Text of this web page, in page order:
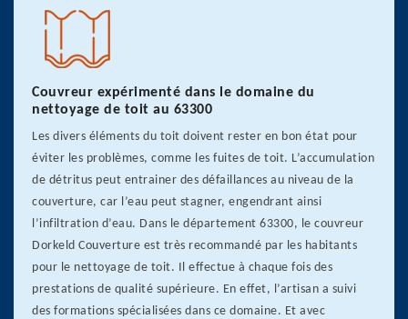
Couvreur expérimenté dans le domaine du
nettoyage de toit au 63300
Les divers éléments du toit doivent rester en bon état pour
éviter les problèmes, comme les fuites de toit. L’accumulation
de détritus peut entrainer des défaillances au niveau de la
couverture, car l’eau peut stagner, engendrant ainsi
l’infiltration d’eau. Dans le département 63300, le couvreur
Dorkeld Couverture est très recommandé par les habitants
pour le nettoyage de toit. Il effectue à chaque fois des
prestations de qualité supérieure. En effet, l’artisan a suivi
des formations spécialisées dans ce domaine. Et avec